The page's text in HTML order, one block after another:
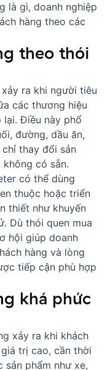
là gì, doanh nghiệp
hàng theo các
theo thói
ra khi người tiêu
các thương hiệu
lại. Điều này phổ
đường, dầu ăn,
thay đổi sản
có sẵn.
có thể dùng
thuộc hoặc triển
thiết như khuyến
Dù thói quen mua
hội giúp doanh
hàng và lòng
tiếp cận phù hợp
khá phức
xảy ra khi khách
trị cao, cần thời
sản phẩm như xe,